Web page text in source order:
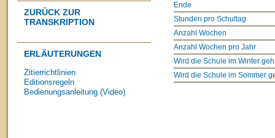
ZURÜCK ZUR
TRANSKRIPTION
ERLÄUTERUNGEN
Zitierrichtlinien
Editionsregeln
Bedienungsanleitung (Video)
Ende
Stunden pro Schultag
Anzahl Wochen
Anzahl Wochen pro Jahr
Wird die Schule im Winter
Wird die Schule im Sommer